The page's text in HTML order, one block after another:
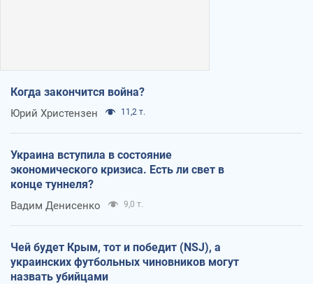
Когда закончится война?
Юрий Христензен 11,2 т.
Украина вступила в состояние
экономического кризиса. Есть ли свет в
конце туннеля?
Вадим Денисенко 9,0 т.
Чей будет Крым, тот и победит (NSJ), а
украинских футбольных чиновников могут
назвать убийцами